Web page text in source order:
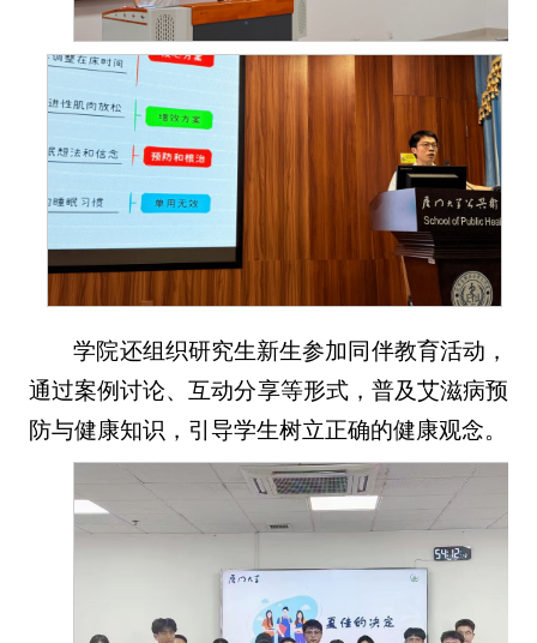
学院还组织研究生新生参加同伴教育活动，
通过案例讨论、互动分享等形式，普及艾滋病预
防与健康知识，引导学生树立正确的健康观念。